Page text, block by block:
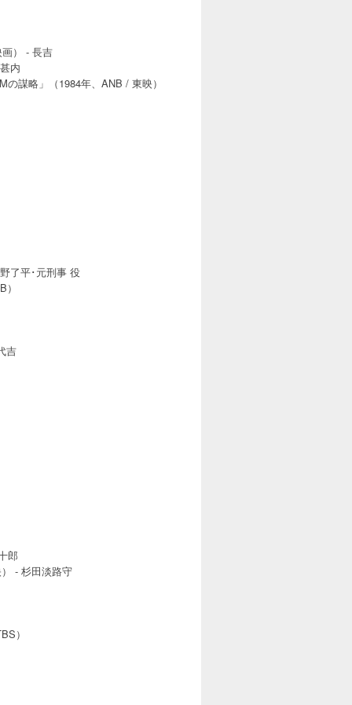
） - 長吉
内
謀略」（1984年、ANB / 東映）
了平･元刑事 役
吉
郎
- 杉田淡路守
）